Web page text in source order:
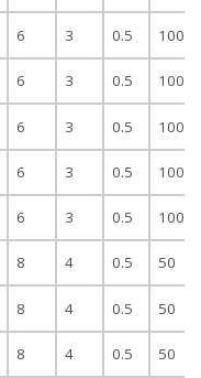
6 3 0.5 100
6 3 0.5 100
6 3 0.5 100
6 3 0.5 100
6 3 0.5 100
8 4 0.5 50
8 4 0.5 50
8 4 0.5 50